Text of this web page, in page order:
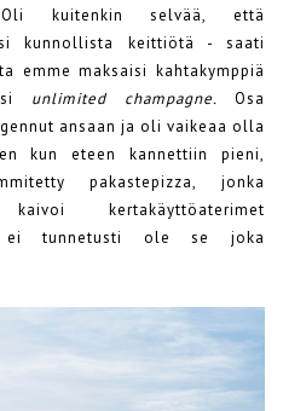
kuitenkin selvää, että
kunnollista keittiötä - saati
emme maksaisi kahtakymppiä
unlimited champagne.Osa
ansaan ja oli vaikeaa olla
kun eteen kannettiin pieni,
pakastepizza, jonka
kertakäyttöaterimet
ei tunnetusti ole se joka